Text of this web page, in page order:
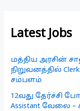
Latest Jobs
மத்திய அரசின்
நிறுவனத்தில்
சம்பளம்
12வது தேர்ச்சி
Assistant வேலை